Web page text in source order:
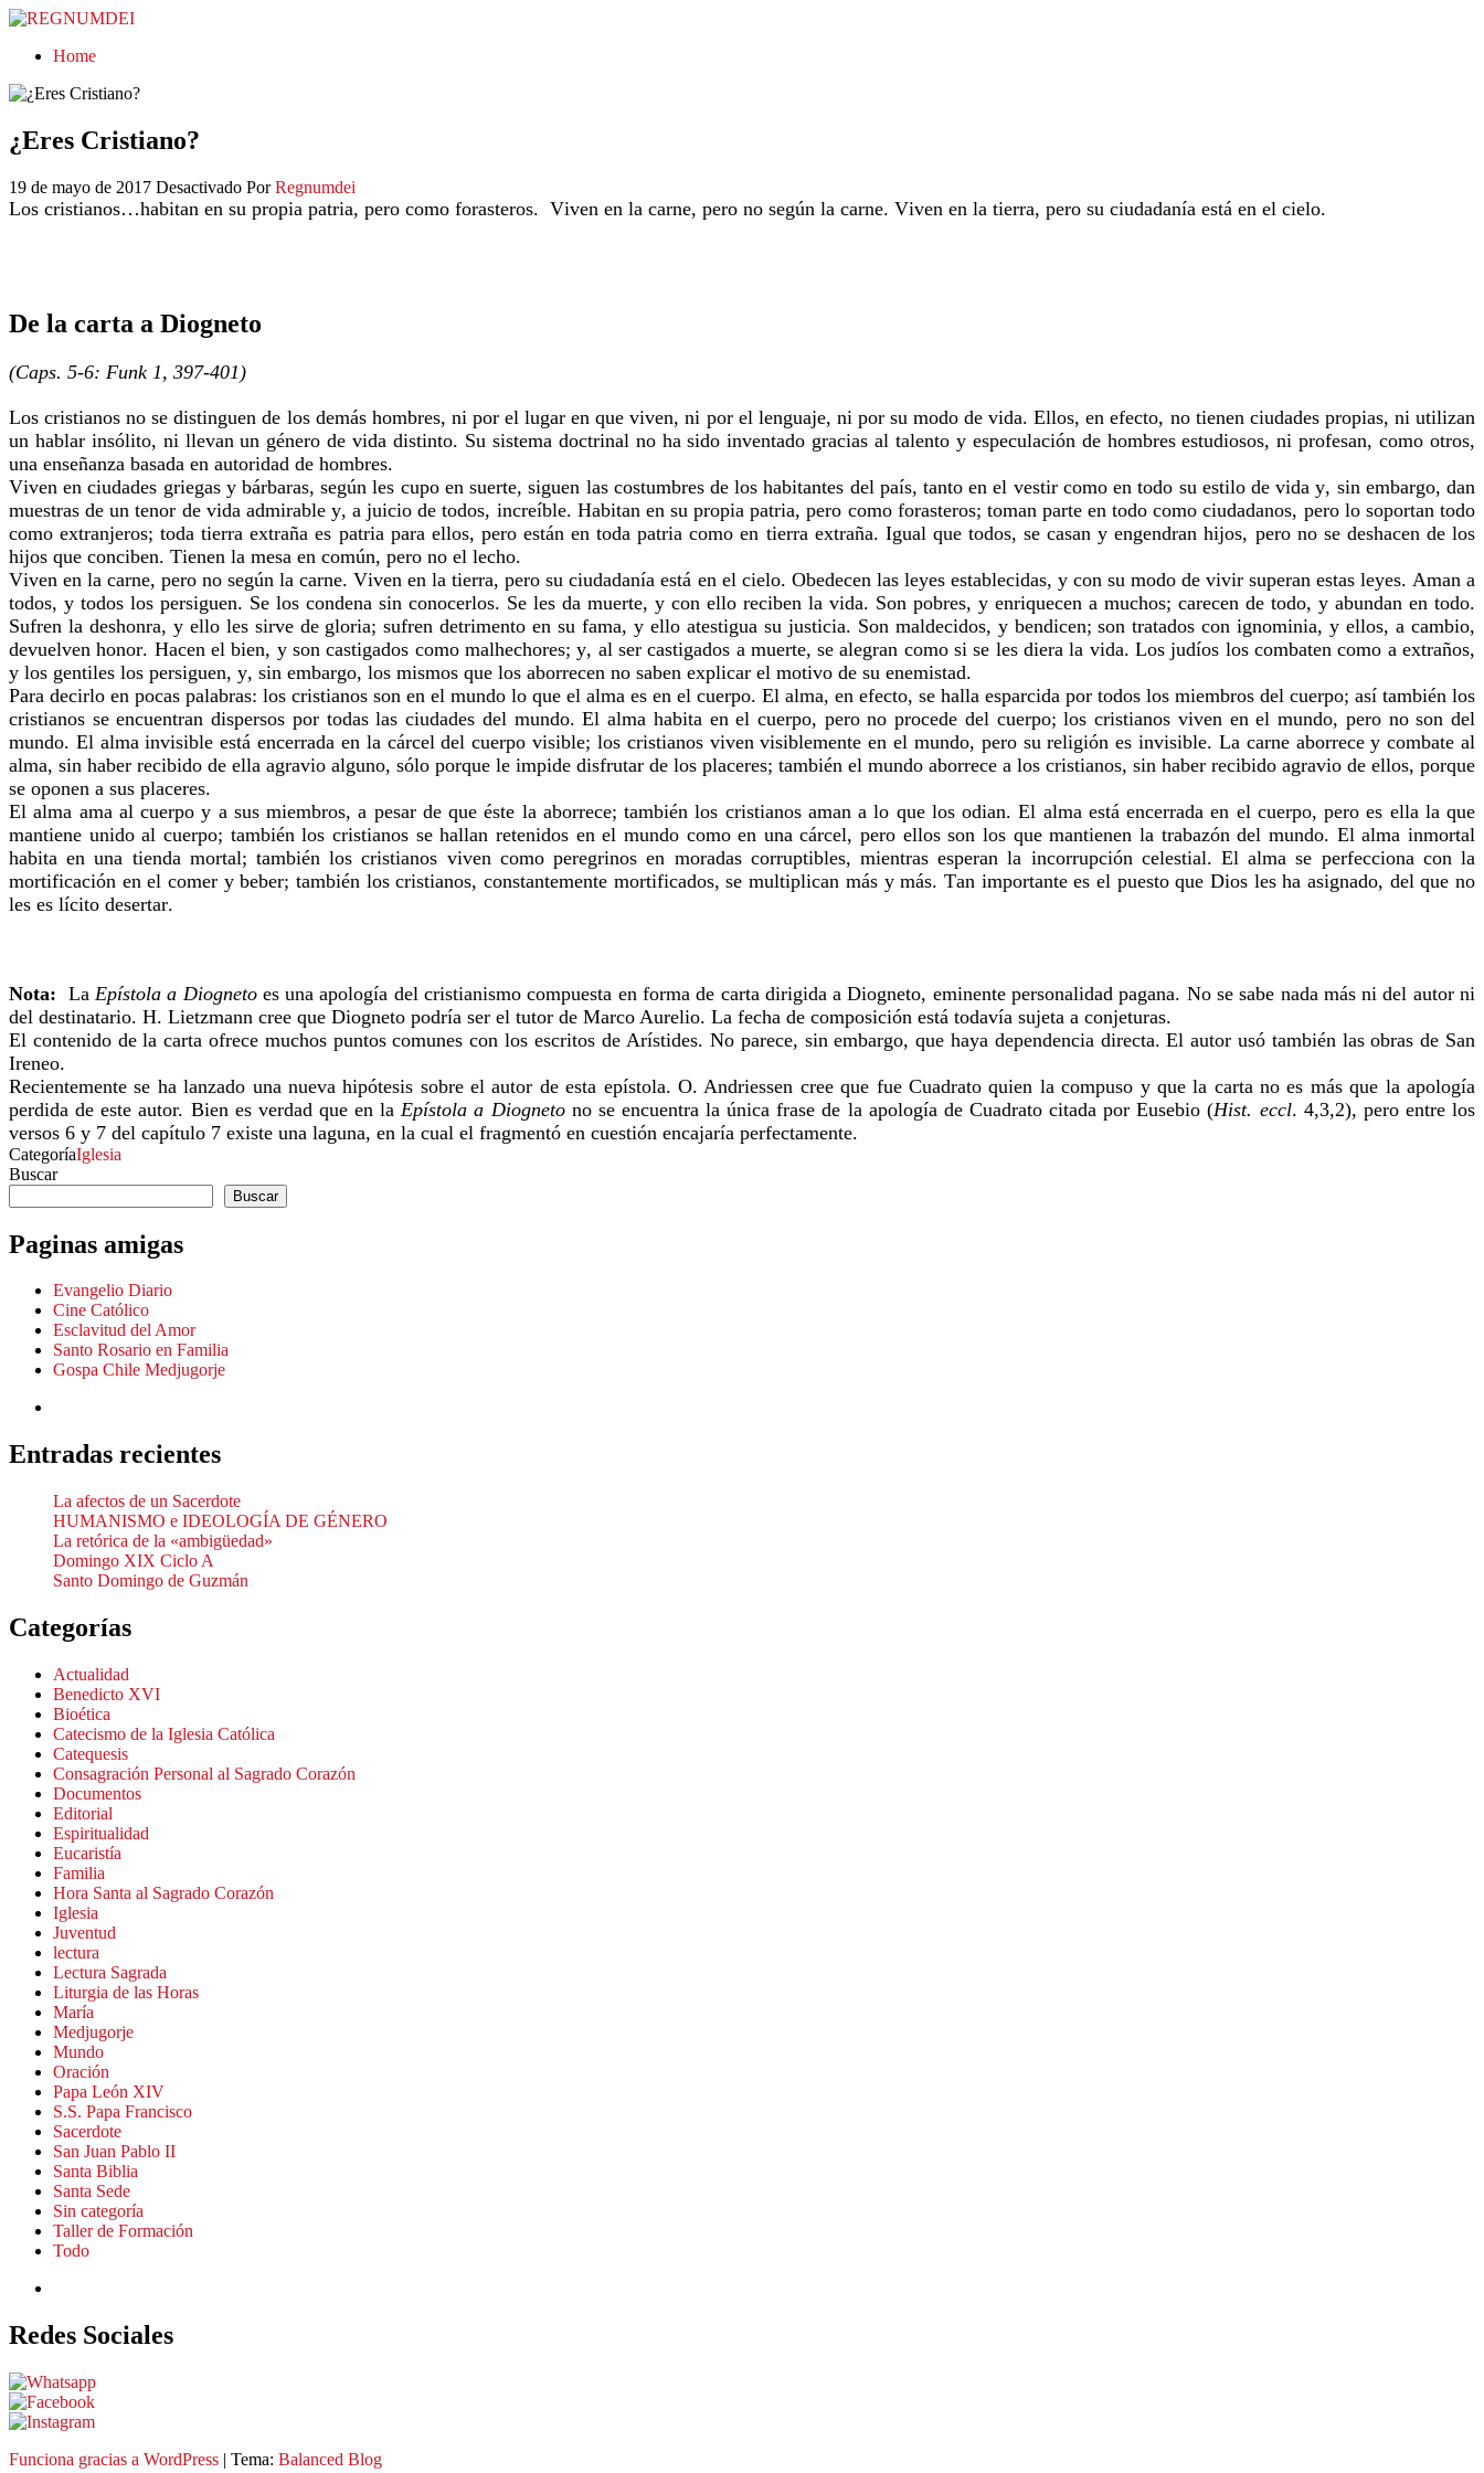
REGNUMDEI
Home
¿Eres Cristiano?
19 de mayo de 2017 Desactivado Por Regnumdei
Los cristianos…habitan en su propia patria, pero como forasteros. Viven en la carne, pero no según la carne. Viven en la tierra, pero su ciudadanía está en el cielo.
De la carta a Diogneto
(Caps. 5-6: Funk 1, 397-401)
Los cristianos no se distinguen de los demás hombres, ni por el lugar en que viven, ni por el lenguaje, ni por su modo de vida. Ellos, en efecto, no tienen ciudades propias, ni utilizan
un hablar insólito, ni llevan un género de vida distinto. Su sistema doctrinal no ha sido inventado gracias al talento y especulación de hombres estudiosos, ni profesan, como otros,
una enseñanza basada en autoridad de hombres.
Viven en ciudades griegas y bárbaras, según les cupo en suerte, siguen las costumbres de los habitantes del país, tanto en el vestir como en todo su estilo de vida y, sin embargo, dan
muestras de un tenor de vida admirable y, a juicio de todos, increíble. Habitan en su propia patria, pero como forasteros; toman parte en todo como ciudadanos, pero lo soportan todo
como extranjeros; toda tierra extraña es patria para ellos, pero están en toda patria como en tierra extraña. Igual que todos, se casan y engendran hijos, pero no se deshacen de los
hijos que conciben. Tienen la mesa en común, pero no el lecho.
Viven en la carne, pero no según la carne. Viven en la tierra, pero su ciudadanía está en el cielo. Obedecen las leyes establecidas, y con su modo de vivir superan estas leyes. Aman a
todos, y todos los persiguen. Se los condena sin conocerlos. Se les da muerte, y con ello reciben la vida. Son pobres, y enriquecen a muchos; carecen de todo, y abundan en todo.
Sufren la deshonra, y ello les sirve de gloria; sufren detrimento en su fama, y ello atestigua su justicia. Son maldecidos, y bendicen; son tratados con ignominia, y ellos, a cambio,
devuelven honor. Hacen el bien, y son castigados como malhechores; y, al ser castigados a muerte, se alegran como si se les diera la vida. Los judíos los combaten como a extraños,
y los gentiles los persiguen, y, sin embargo, los mismos que los aborrecen no saben explicar el motivo de su enemistad.
Para decirlo en pocas palabras: los cristianos son en el mundo lo que el alma es en el cuerpo. El alma, en efecto, se halla esparcida por todos los miembros del cuerpo; así también los
cristianos se encuentran dispersos por todas las ciudades del mundo. El alma habita en el cuerpo, pero no procede del cuerpo; los cristianos viven en el mundo, pero no son del
mundo. El alma invisible está encerrada en la cárcel del cuerpo visible; los cristianos viven visiblemente en el mundo, pero su religión es invisible. La carne aborrece y combate al
alma, sin haber recibido de ella agravio alguno, sólo porque le impide disfrutar de los placeres; también el mundo aborrece a los cristianos, sin haber recibido agravio de ellos, porque
se oponen a sus placeres.
El alma ama al cuerpo y a sus miembros, a pesar de que éste la aborrece; también los cristianos aman a lo que los odian. El alma está encerrada en el cuerpo, pero es ella la que
mantiene unido al cuerpo; también los cristianos se hallan retenidos en el mundo como en una cárcel, pero ellos son los que mantienen la trabazón del mundo. El alma inmortal
habita en una tienda mortal; también los cristianos viven como peregrinos en moradas corruptibles, mientras esperan la incorrupción celestial. El alma se perfecciona con la
mortificación en el comer y beber; también los cristianos, constantemente mortificados, se multiplican más y más. Tan importante es el puesto que Dios les ha asignado, del que no
les es lícito desertar.
Nota: La Epístola a Diognetoes una apología del cristianismo compuesta en forma de carta dirigida a Diogneto, eminente personalidad pagana. No se sabe nada más ni del autor ni
del destinatario. H. Lietzmann cree que Diogneto podría ser el tutor de Marco Aurelio. La fecha de composición está todavía sujeta a conjeturas.
El contenido de la carta ofrece muchos puntos comunes con los escritos de Arístides. No parece, sin embargo, que haya dependencia directa. El autor usó también las obras de San
Ireneo.
Recientemente se ha lanzado una nueva hipótesis sobre el autor de esta epístola. O. Andriessen cree que fue Cuadrato quien la compuso y que la carta no es más que la apología
perdida de este autor. Bien es verdad que en la Epístola a Diognetono se encuentra la única frase de la apología de Cuadrato citada por Eusebio (Hist. eccl. 4,3,2), pero entre los
versos 6 y 7 del capítulo 7 existe una laguna, en la cual el fragmentó en cuestión encajaría perfectamente.
CategoríaIglesia
Buscar
Buscar
Paginas amigas
Evangelio Diario
Cine Católico
Esclavitud del Amor
Santo Rosario en Familia
Gospa Chile Medjugorje
Entradas recientes
La afectos de un Sacerdote
HUMANISMO e IDEOLOGÍA DE GÉNERO
La retórica de la «ambigüedad»
Domingo XIX Ciclo A
Santo Domingo de Guzmán
Categorías
Actualidad
Benedicto XVI
Bioética
Catecismo de la Iglesia Católica
Catequesis
Consagración Personal al Sagrado Corazón
Documentos
Editorial
Espiritualidad
Eucaristía
Familia
Hora Santa al Sagrado Corazón
Iglesia
Juventud
lectura
Lectura Sagrada
Liturgia de las Horas
María
Medjugorje
Mundo
Oración
Papa León XIV
S.S. Papa Francisco
Sacerdote
San Juan Pablo II
Santa Biblia
Santa Sede
Sin categoría
Taller de Formación
Todo
Redes Sociales
Funciona gracias a WordPress | Tema: Balanced Blog